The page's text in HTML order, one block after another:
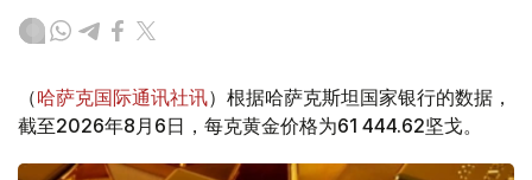
（哈萨克国际通讯社讯）根据哈萨克斯坦国家银行的数据，
截至2026年8月6日，每克黄金价格为61 444.62坚戈。